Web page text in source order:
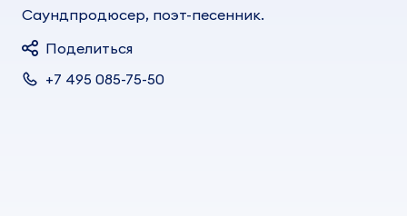
Саундпродюсер, поэт-песенник.
Поделиться
+7 495 085-75-50